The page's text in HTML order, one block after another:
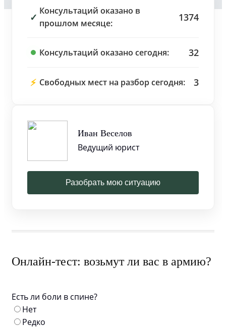
✓
Консультаций оказано в
прошлом месяце:
1374
Консультаций оказано сегодня: 32
⚡ Свободных мест на разбор сегодня: 3
Иван Веселов
Ведущий юрист
Разобрать мою ситуацию
Онлайн-тест: возьмут ли вас в армию?
Есть ли боли в спине?
Нет
Редко